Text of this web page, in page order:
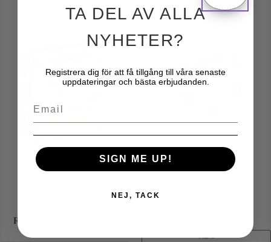
Renar Kraft ca 22x25x10
REA!
TA DEL AV ALLA
NYHETER?
Registrera dig för att få tillgång till våra senaste
uppdateringar och bästa erbjudanden.
Email
SIGN ME UP!
NEJ, TACK